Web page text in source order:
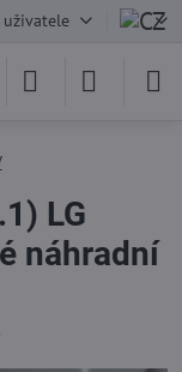
uživatele
LG
náhradní